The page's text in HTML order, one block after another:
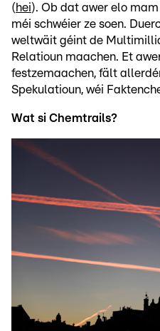
(hei). Ob dat awer elo
méi schwéier ze soen.
weltwäit géint de
Relatioun maachen. Et
festzemaachen, fält
Spekulatioun, wéi
Wat si Chemtrails?